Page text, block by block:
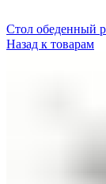
Стол обеденный
Назад к товарам